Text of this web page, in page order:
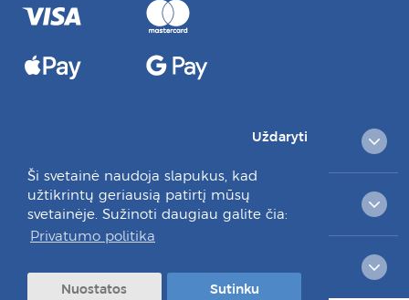
Ši svetainė naudoja slapukus, kad
užtikrintų geriausią patirtį mūsų
svetainėje. Sužinoti daugiau galite čia:
Privatumo politika
Uždaryti
Nuostatos Sutinku
KLIENTAMS